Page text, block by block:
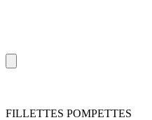
FILLETTES POMPETTES